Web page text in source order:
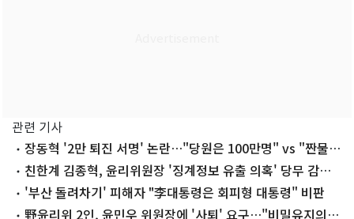
관련 기사
장동혁 '2만 퇴진 서명' 논란…"당원은 100만명" vs "짠물
선동과 달라"
친한계 김종혁, 윤리위원장 '징계정보 유출 의혹' 당무 감사
요구'부산 돌려차기' 피해자 "李대통령은 회피형 대통령" 비판
野윤리위 2인, 윤민우 위원장에 '사퇴' 요구…"비밀유지의무